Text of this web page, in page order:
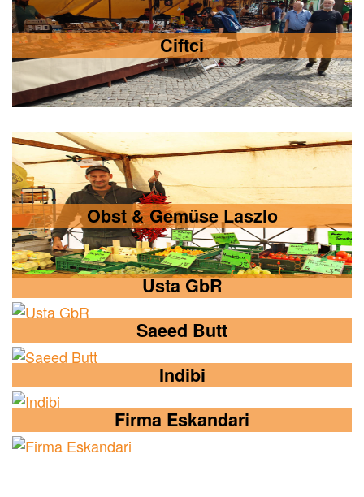
Ciftci
Obst & Gemüse Laszlo
Usta GbR
Saeed Butt
Indibi
Firma Eskandari